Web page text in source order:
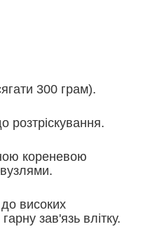
300 грам).
розтріскування.
кореневою
до високих
зав'язь влітку.